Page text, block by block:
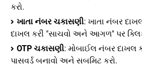
કરો.
ખાતા નંબર ચકાસણી: ખાતા નંબર
દાખલ કરી "સાચવો અને આગળ" પર
OTP ચકાસણી: મોબાઈલ નંબર દાખલ
પાસવર્ડ બનાવો અને સબમિટ કરો.